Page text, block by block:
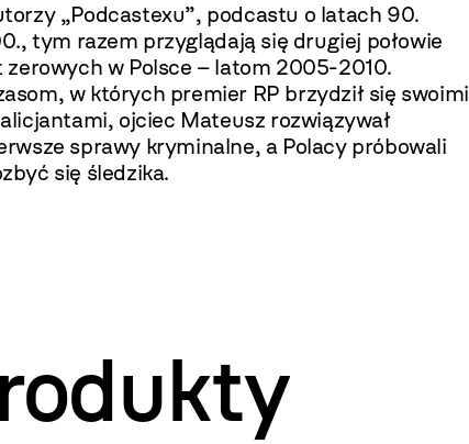
„Podcastexu”, podcastu o latach 90.
tym razem przyglądają się drugiej połowie
zerowych w Polsce – latom 2005-2010.
w których premier RP brzydził się swoimi
ojciec Mateusz rozwiązywał
sprawy kryminalne, a Polacy próbowali
się śledzika.